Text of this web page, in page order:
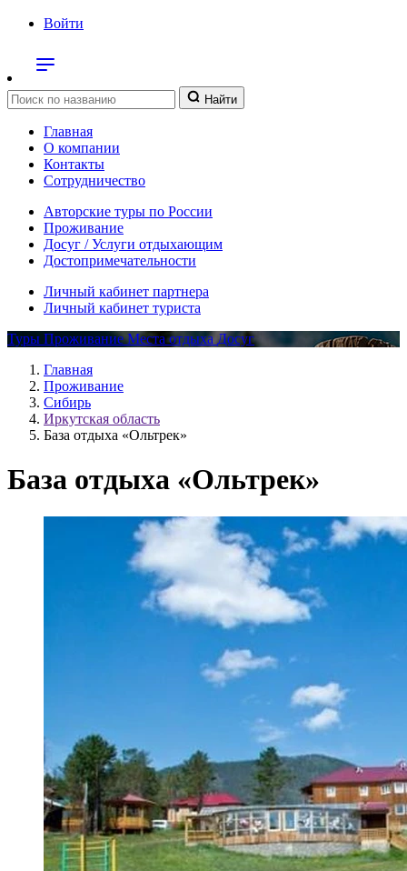
Войти
Найти
Главная
О компании
Контакты
Сотрудничество
Авторские туры по России
Проживание
Досуг / Услуги отдыхающим
Достопримечательности
Личный кабинет партнера
Личный кабинет туриста
Туры ПроживаниеМеста отдыха Досуг
Главная
Проживание
Сибирь
Иркутская область
База отдыха «Ольтрек»
База отдыха «Ольтрек»